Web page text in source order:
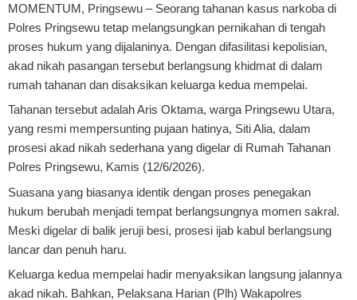
MOMENTUM, Pringsewu – Seorang tahanan kasus narkoba di
Polres Pringsewu tetap melangsungkan pernikahan di tengah
proses hukum yang dijalaninya. Dengan difasilitasi kepolisian,
akad nikah pasangan tersebut berlangsung khidmat di dalam
rumah tahanan dan disaksikan keluarga kedua mempelai.
Tahanan tersebut adalah Aris Oktama, warga Pringsewu Utara,
yang resmi mempersunting pujaan hatinya, Siti Alia, dalam
prosesi akad nikah sederhana yang digelar di Rumah Tahanan
Polres Pringsewu, Kamis (12/6/2026).
Suasana yang biasanya identik dengan proses penegakan
hukum berubah menjadi tempat berlangsungnya momen sakral.
Meski digelar di balik jeruji besi, prosesi ijab kabul berlangsung
lancar dan penuh haru.
Keluarga kedua mempelai hadir menyaksikan langsung jalannya
akad nikah. Bahkan, Pelaksana Harian (Plh) Wakapolres